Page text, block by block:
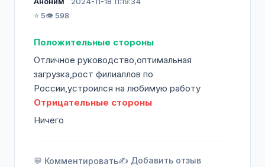
⭐ 5👁️ 598
Положительные стороны
Отличное руководство,оптимальная
загрузка,рост филиаллов по
России,устроился на любимую работу
Отрицательные стороны
Ничего
💬 Комментировать✍️ Добавить отзыв